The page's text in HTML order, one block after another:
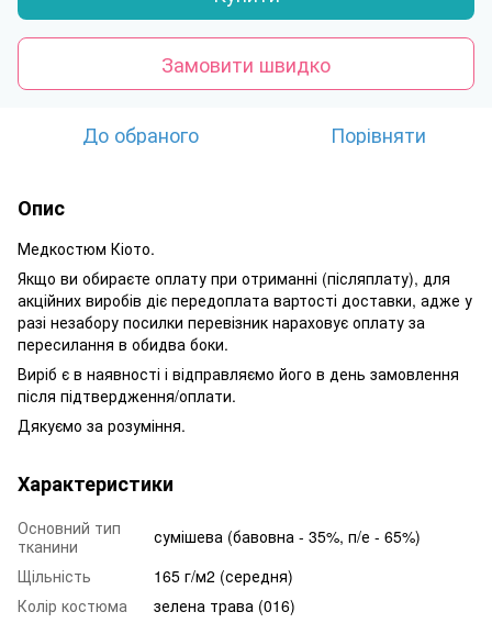
Замовити швидко
До обраного Порівняти
Опис
Медкостюм Кіото.
Якщо ви обираєте оплату при отриманні (післяплату), для
акційних виробів діє передоплата вартості доставки, адже у
разі незабору посилки перевізник нараховує оплату за
пересилання в обидва боки.
Виріб є в наявності і відправляємо його в день замовлення
після підтвердження/оплати.
Дякуємо за розуміння.
Характеристики
Основний тип
тканини
сумішева (бавовна - 35%, п/е - 65%)
Щільність
165 г/м2 (середня)
Колір костюма
зелена трава (016)